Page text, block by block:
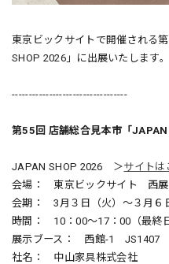
東京ビックサイトで開催される
SHOP 2026」に出展いたします。
----------------------------------
第55回 店舗総合見本市「JAPAN
JAPAN SHOP 2026 ＞サイトは
会場： 東京ビックサイト 西展
会期： 3月３日（火）～３月６
時間： 10：00～17：00（最終
展示ブース： 西館-1 JS1407
社名： 中山家具株式会社